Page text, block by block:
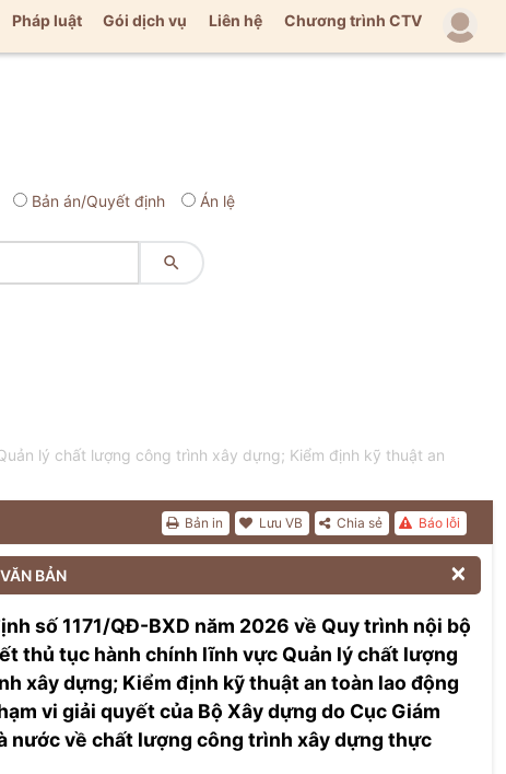
Pháp luật Gói dịch vụ Liên hệ Chương trình CTV
Bản án/Quyết định Án lệ

lý chất lượng công trình xây dựng; Kiểm định kỹ thuật an
Báo lỗi
Chia sẻ
Lưu VB
Bản in
BẢN 
số 1171/QĐ-BXD năm 2026 về Quy trình nội bộ
thủ tục hành chính lĩnh vực Quản lý chất lượng
xây dựng; Kiểm định kỹ thuật an toàn lao động
vi giải quyết của Bộ Xây dựng do Cục Giám
nước về chất lượng công trình xây dựng thực